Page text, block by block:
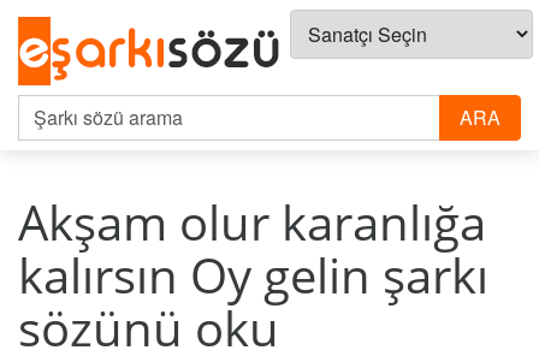
Akşam olur karanlığa
kalırsın Oy gelin şarkı
sözünü oku